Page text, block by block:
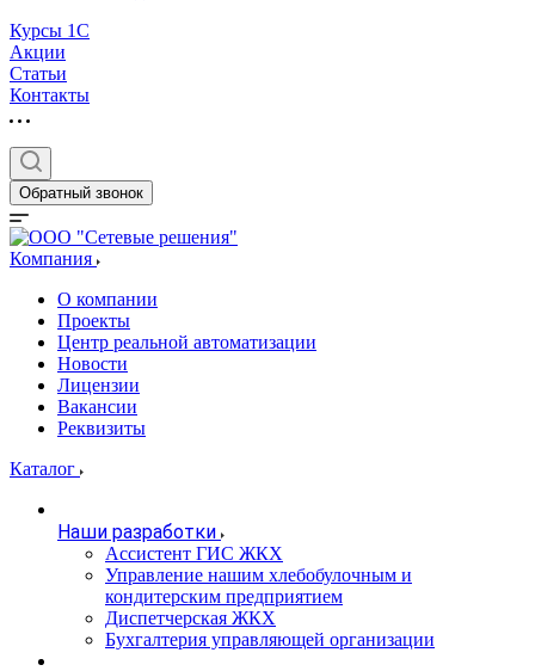
Курсы 1С
Акции
Статьи
Контакты
Обратный звонок
Компания
О компании
Проекты
Центр реальной автоматизации
Новости
Лицензии
Вакансии
Реквизиты
Каталог
Наши разработки
Ассистент ГИС ЖКХ
Управление нашим хлебобулочным и
кондитерским предприятием
Диспетчерская ЖКХ
Бухгалтерия управляющей организации